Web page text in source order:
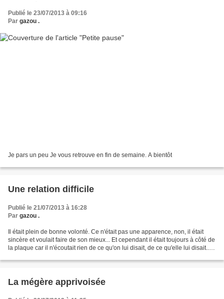
Publié le 23/07/2013 à 09:16
Par gazou .
Je pars un peu Je vous retrouve en fin de semaine. A bientôt
Une relation difficile
Publié le 21/07/2013 à 16:28
Par gazou .
Il était plein de bonne volonté. Ce n'était pas une apparence, non, il était
sincère et voulait faire de son mieux... Et cependant il était toujours à côté de
la plaque car il n'écoutait rien de ce qu'on lui disait, de ce qu'elle lui disait....
La mégère apprivoisée